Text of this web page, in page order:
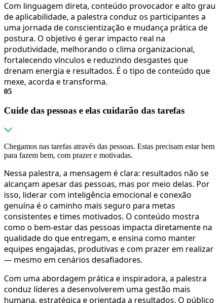
Com linguagem direta, conteúdo provocador e alto grau
de aplicabilidade, a palestra conduz os participantes a
uma jornada de conscientização e mudança prática de
postura. O objetivo é gerar impacto real na
produtividade, melhorando o clima organizacional,
fortalecendo vínculos e reduzindo desgastes que
drenam energia e resultados. É o tipo de conteúdo que
mexe, acorda e transforma.
05
Cuide das pessoas e elas cuidarão das tarefas
Chegamos nas tarefas através das pessoas. Estas precisam estar bem
para fazem bem, com prazer e motivadas.
Nessa palestra, a mensagem é clara: resultados não se
alcançam apesar das pessoas, mas por meio delas. Por
isso, liderar com inteligência emocional e conexão
genuína é o caminho mais seguro para metas
consistentes e times motivados. O conteúdo mostra
como o bem-estar das pessoas impacta diretamente na
qualidade do que entregam, e ensina como manter
equipes engajadas, produtivas e com prazer em realizar
— mesmo em cenários desafiadores.
Com uma abordagem prática e inspiradora, a palestra
conduz líderes a desenvolverem uma gestão mais
humana, estratégica e orientada a resultados. O público